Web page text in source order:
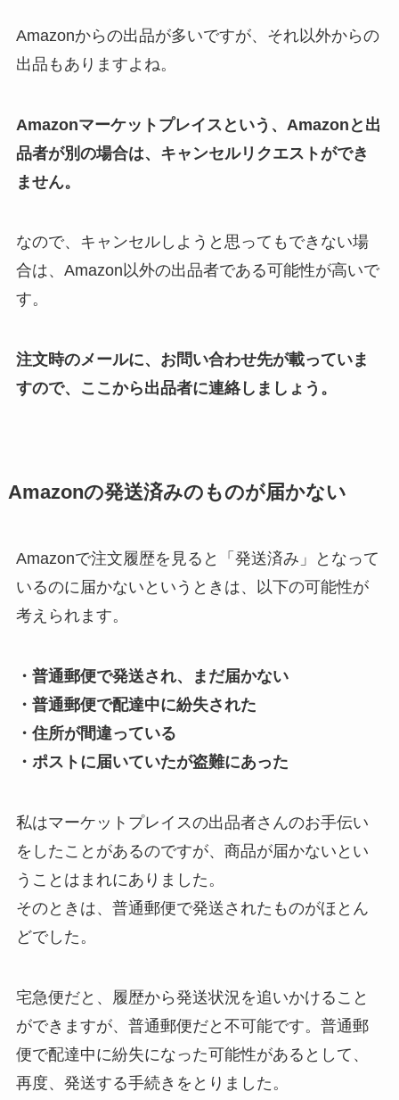
Amazonからの出品が多いですが、それ以外からの
出品もありますよね。
Amazonマーケットプレイスという、Amazonと出
品者が別の場合は、キャンセルリクエストができ
ません。
なので、キャンセルしようと思ってもできない場
合は、Amazon以外の出品者である可能性が高いで
す。
注文時のメールに、お問い合わせ先が載っていま
すので、ここから出品者に連絡しましょう。
Amazonの発送済みのものが届かない
Amazonで注文履歴を見ると「発送済み」となって
いるのに届かないというときは、以下の可能性が
考えられます。
・普通郵便で発送され、まだ届かない
・普通郵便で配達中に紛失された
・住所が間違っている
・ポストに届いていたが盗難にあった
私はマーケットプレイスの出品者さんのお手伝い
をしたことがあるのですが、商品が届かないとい
うことはまれにありました。
そのときは、普通郵便で発送されたものがほとん
どでした。
宅急便だと、履歴から発送状況を追いかけること
ができますが、普通郵便だと不可能です。普通郵
便で配達中に紛失になった可能性があるとして、
再度、発送する手続きをとりました。